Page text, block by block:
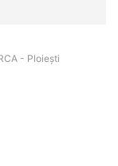
- Ploieşti